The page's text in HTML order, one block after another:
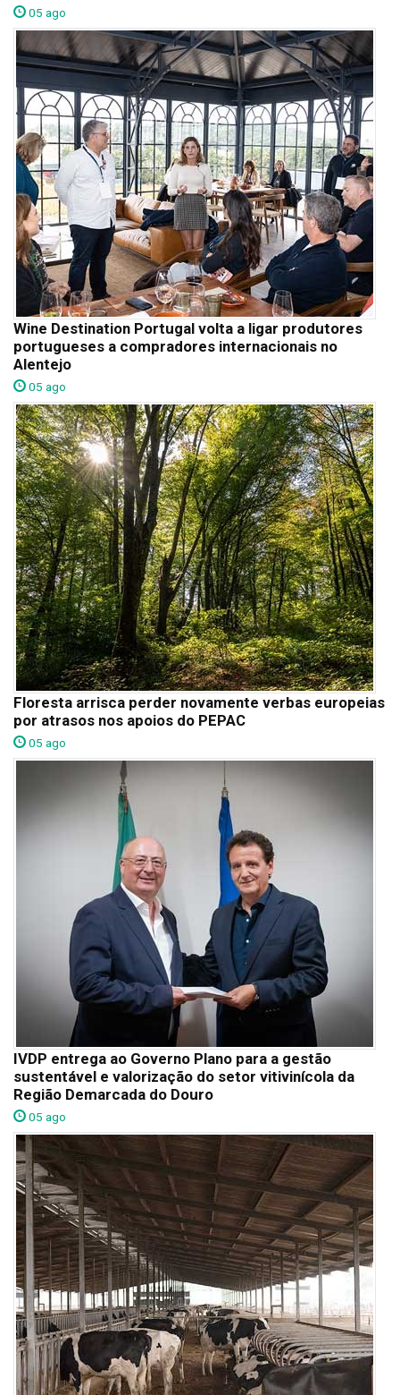
05 ago
Wine Destination Portugal volta a ligar produtores
portugueses a compradores internacionais no
Alentejo
05 ago
Floresta arrisca perder novamente verbas europeias
por atrasos nos apoios do PEPAC
05 ago
IVDP entrega ao Governo Plano para a gestão
sustentável e valorização do setor vitivinícola da
Região Demarcada do Douro
05 ago